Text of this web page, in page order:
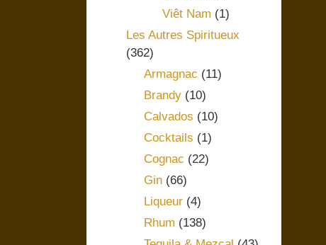
Viêt Nam (1)
Les Autres Spiritueux
(362)
Armagnac (11)
Brandy (10)
Calvados (10)
Cocktails (1)
Cognac (22)
Gin (66)
Liqueur (4)
Rhum (138)